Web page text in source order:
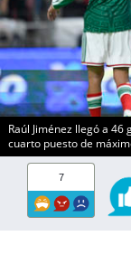
Raúl Jiménez llegó a
cuarto puesto de
7